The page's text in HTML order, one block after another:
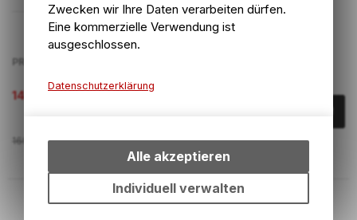
PREIS
148.70 CHF
169.00 CHF
Zwecken wir Ihre Daten verarbeiten dürfen.
Eine kommerzielle Verwendung ist
ausgeschlossen.
Datenschutzerklärung
bestimmte Interaktionen und
Einstellungen auf Ihrem Gerät,
um die grundlegenden
Funktionen unseres Online-
Alle akzeptieren
Individuell verwalten